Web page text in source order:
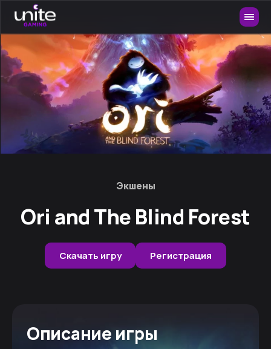
Экшены
Ori and The Blind Forest
Скачать игру Регистрация
Описание игры